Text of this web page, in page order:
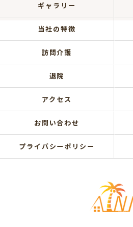
ギャラリー
当社の特徴
訪問介護
退院
アクセス
お問い合わせ
プライバシーポリシー